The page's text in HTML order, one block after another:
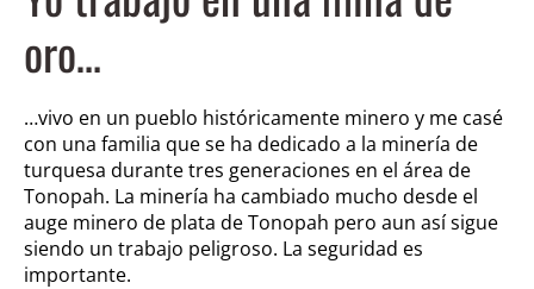
oro…
…vivo en un pueblo históricamente minero y me casé
con una familia que se ha dedicado a la minería de
turquesa durante tres generaciones en el área de
Tonopah. La minería ha cambiado mucho desde el
auge minero de plata de Tonopah pero aun así sigue
siendo un trabajo peligroso. La seguridad es
importante.